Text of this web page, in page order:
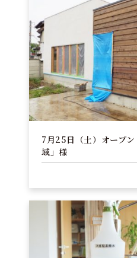
7月25日（土）オープ
域」様